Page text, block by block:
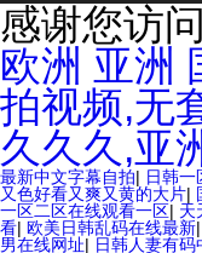
感谢您访
欧洲 亚洲
拍视频,无
久久久,亚
最新中文字幕自拍| 日韩一
又色好看又爽又黄的大片|
一区二区在线观看一区| 天
看| 欧美日韩乱码在线最新|
男在线网址| 日韩人妻有码